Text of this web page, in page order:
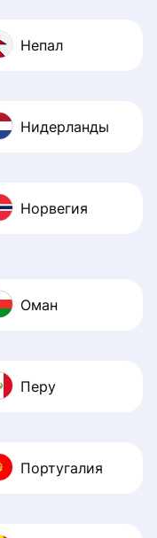
Непал
Нидерланды
Норвегия
Оман
Перу
Португалия